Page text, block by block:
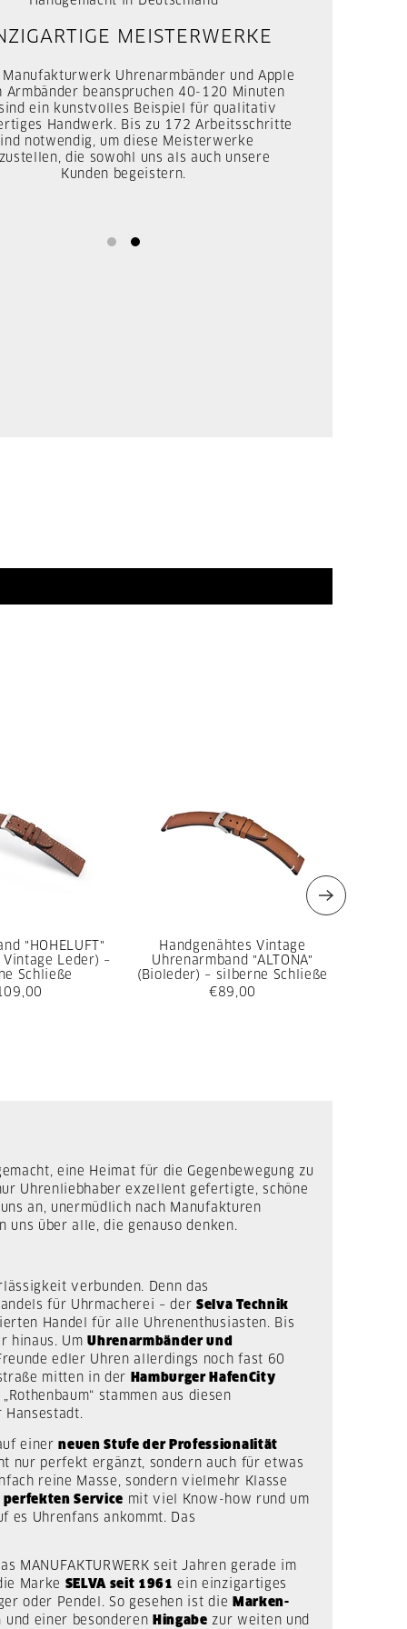
Watch Armband und Uhrenarmband von
verschickt, die einen weichen
enthält. Aufgrund dieser exklusiven
eignen sich diese Apple Watch
und Uhrenarmbänder optimal als
Geschenk.
"HOHELUFT"
Leder) –
Schließe
Handgenähtes Vintage
Uhrenarmband "ALTONA"
(Bioleder) – silberne Schließe
€89,00
eine Heimat für die Gegenbewegung zu
Uhrenliebhaber exzellent gefertigte, schöne
an, unermüdlich nach Manufakturen
uns über alle, die genauso denken.
verbunden. Denn das
für Uhrmacherei – derSelva Technik
Handel für alle Uhrenenthusiasten. Bis
hinaus. UmUhrenarmbänder und
edler Uhren allerdings noch fast 60
mitten in der
Hamburger HafenCity
stammen aus diesen
Hansestadt.
einerneuen Stufe der Professionalität
nur perfekt ergänzt, sondern auch für etwas
reine Masse, sondern vielmehr Klasse
perfekten Service mit viel Know-how rund um
es Uhrenfans ankommt. Das
MANUFAKTURWERK seit Jahren gerade im
Marke SELVA seit 1961 ein einzigartiges
oder Pendel. So gesehen ist die Marken-
und einer besonderen Hingabe zur weiten und